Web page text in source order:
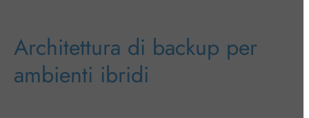
Architettura di backup per
ambienti ibridi